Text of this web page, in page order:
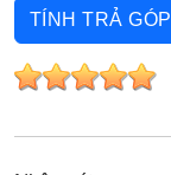
TÍNH TRẢ GÓP